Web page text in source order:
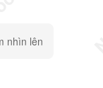
nhìn lên